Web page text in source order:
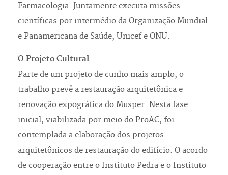
Farmacologia. Juntamente executa missões
científicas por intermédio da Organização Mundial
e Panamericana de Saúde, Unicef e ONU.
O Projeto Cultural
Parte de um projeto de cunho mais amplo, o
trabalho prevê a restauração arquitetônica e
renovação expográfica do Musper. Nesta fase
inicial, viabilizada por meio do ProAC, foi
contemplada a elaboração dos projetos
arquitetônicos de restauração do edifício. O acordo
de cooperação entre o Instituto Pedra e o Instituto